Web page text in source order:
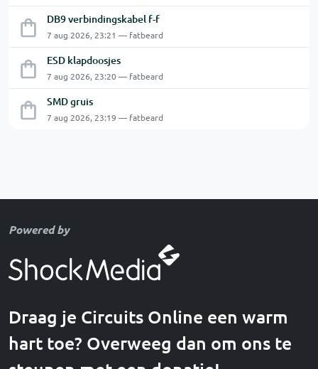
DB9 verbindingskabel f-f
7 aug 2026, 23:21 — fatbeard
ESD klapdoosjes
7 aug 2026, 23:20 — fatbeard
SMD gruis
7 aug 2026, 23:19 — fatbeard
Powered by
Draag je Circuits Online een warm
hart toe? Overweeg dan om ons te